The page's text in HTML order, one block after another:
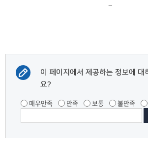
이 페이지에서 제공하는 정보에 대
요?
매우만족 만족 보통 불만족